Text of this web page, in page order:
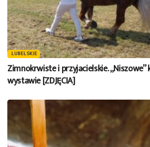
LUBELSKIE
Zimnokrwiste i przyjacielskie. „Niszowe”
wystawie [ZDJĘCIA]